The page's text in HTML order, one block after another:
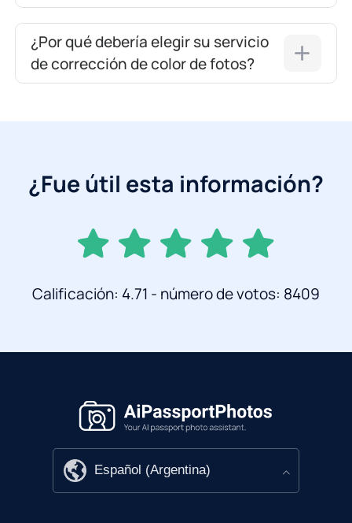
¿Por qué debería elegir su servicio
de corrección de color de fotos?
¿Fue útil esta información?
Calificación: 4.71 - número de votos: 8409